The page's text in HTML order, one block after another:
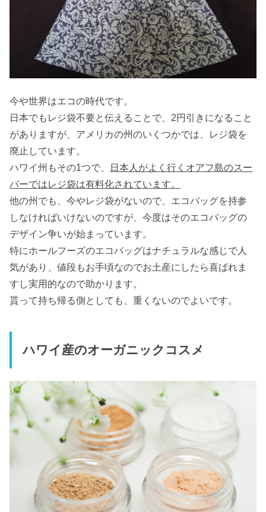
今や世界はエコの時代です。
日本でもレジ袋不要と伝えることで、2円引きになること
がありますが、アメリカの州のいくつかでは、レジ袋を
廃止しています。
ハワイ州もその1つで、 日本人がよく行くオアフ島のスー
パーではレジ袋は有料化されています。
他の州でも、今やレジ袋がないので、エコバッグを持参
しなければいけないのですが、今度はそのエコバッグの
デザイン争いが始まっています。
特にホールフーズのエコバッグはナチュラルな感じで人
気があり、値段もお手頃なのでお土産にしたら喜ばれま
すし実用的なので助かります。
貰って持ち帰る側としても、重くないのでよいです。
ハワイ産のオーガニックコスメ